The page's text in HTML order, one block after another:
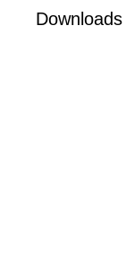
Downloads